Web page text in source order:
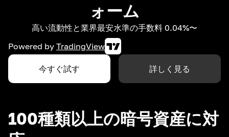
ォーム
高い流動性と業界最安水準の手数料 0.04%〜
Powered by TradingView
今すぐ試す 詳しく見る
100種類以上の暗号資産に対